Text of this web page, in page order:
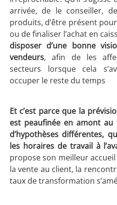
arrivée, de le conseiller,
produits, d’être présent
ou de finaliser l’achat en
disposer d’une bonne
vendeurs, afin de les
secteurs lorsque cela
occuper le reste du temps
Et c’est parce que la
est peaufinée en amont
d’hypothèses différentes,
les horaires de travail à
propose son meilleur
la vente au client, la
taux de transformation